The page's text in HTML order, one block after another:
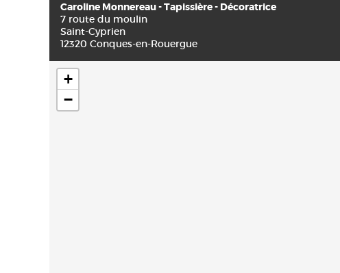
Caroline Monnereau - Tapissière - Décoratrice
7 route du moulin
Saint-Cyprien
12320 Conques-en-Rouergue
+
−